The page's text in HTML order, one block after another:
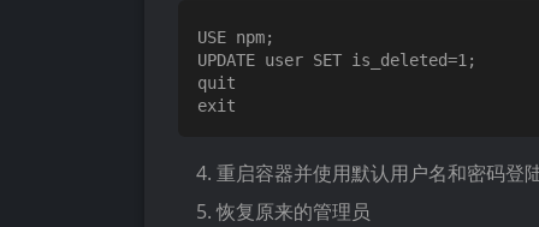
USE npm;
UPDATE user SET is_deleted=1;
quit
重启容器并使用默认用户名和密码登
恢复原来的管理员